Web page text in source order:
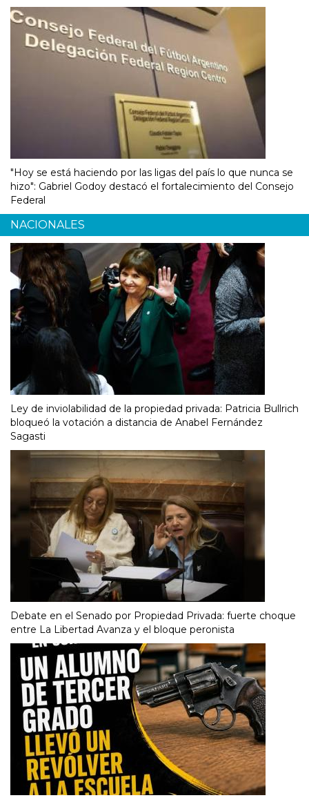
"Hoy se está haciendo por las ligas del país lo que nunca se
hizo": Gabriel Godoy destacó el fortalecimiento del Consejo
Federal
NACIONALES
Ley de inviolabilidad de la propiedad privada: Patricia Bullrich
bloqueó la votación a distancia de Anabel Fernández
Sagasti
Debate en el Senado por Propiedad Privada: fuerte choque
entre La Libertad Avanza y el bloque peronista